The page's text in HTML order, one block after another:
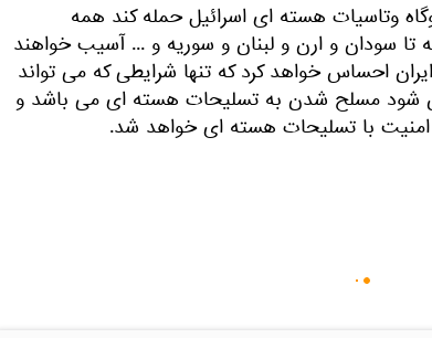
وتاسیات هسته ای اسرائیل حمله کند همه
تا سودان و ارن و لبنان و سوریه و ... آسیب خواهند
احساس خواهد کرد که تنها شرایطی که می تواند
شود مسلح شدن به تسلیحات هسته ای می باشد و
با تسلیحات هسته ای خواهد شد.